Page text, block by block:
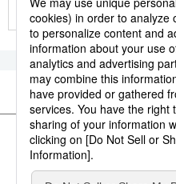
جيجي برس اليابان
الحياة البرية